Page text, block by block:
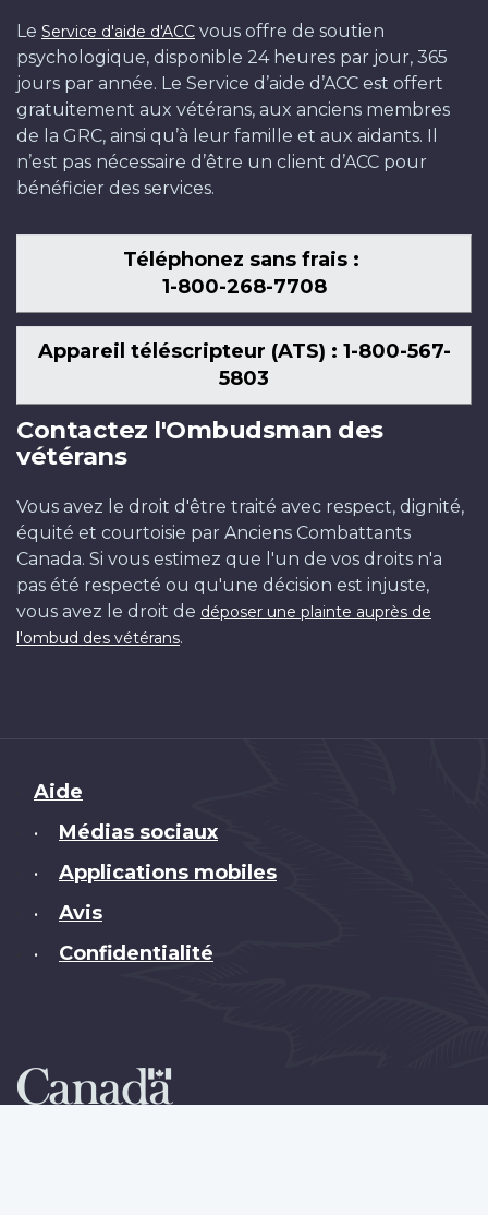
Le Service d'aide d'ACC vous offre de soutien
psychologique, disponible 24 heures par jour, 365
jours par année. Le Service d’aide d’ACC est offert
gratuitement aux vétérans, aux anciens membres
de la GRC, ainsi qu’à leur famille et aux aidants. Il
n’est pas nécessaire d’être un client d’ACC pour
bénéficier des services.
Téléphonez sans frais :
1-800-268-7708
Appareil téléscripteur (ATS) : 1-800-567-
5803
Contactez l'Ombudsman des
vétérans
Vous avez le droit d'être traité avec respect, dignité,
équité et courtoisie par Anciens Combattants
Canada. Si vous estimez que l'un de vos droits n'a
pas été respecté ou qu'une décision est injuste,
vous avez le droit de déposer une plainte auprès de
l'ombud des vétérans.
Brand
Aide
• Médias sociaux
• Applications mobiles
• Avis
• Confidentialité